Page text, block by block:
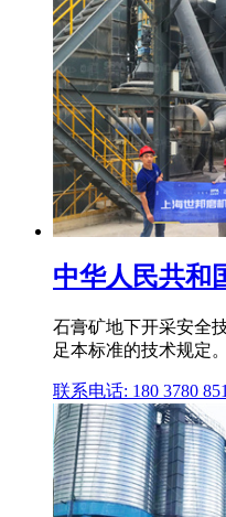
中华人民共和
石膏矿地下开采安全
足本标准的技术规定
联系电话: 180 3780